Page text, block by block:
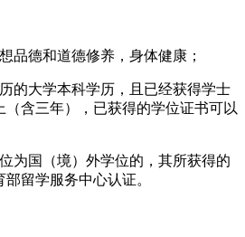
品德和道德修养，身体健康；
的大学本科学历，且已经获得学士
（含三年），已获得的学位证书可以
为国（境）外学位的，其所获得的
留学服务中心认证。